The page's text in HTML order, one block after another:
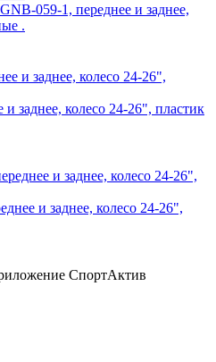
059-1, переднее и заднее,
.
заднее, колесо 24-26", пластик
и заднее, колесо 24-26",
СпортАктив